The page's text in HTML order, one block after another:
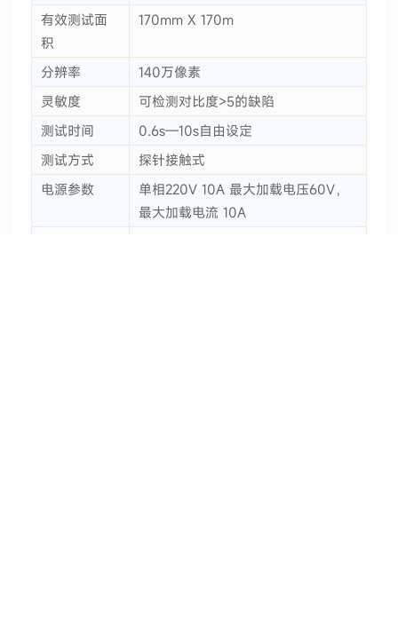
有效测试面
积
170mm X 170m
分辨率
140万像素
灵敏度
可检测对比度>5的缺陷
测试时间
0.6s—10s自由设定
测试方式
探针接触式
电源参数
单相220V 10A 最大加载电压60V，
最大加载电流 10A